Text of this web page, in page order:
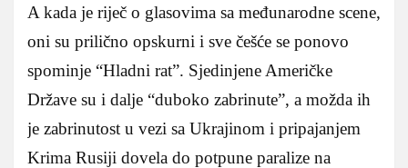
A kada je riječ o glasovima sa međunarodne scene,
oni su prilično opskurni i sve češće se ponovo
spominje “Hladni rat”. Sjedinjene Američke
Države su i dalje “duboko zabrinute”, a možda ih
je zabrinutost u vezi sa Ukrajinom i pripajanjem
Krima Rusiji dovela do potpune paralize na